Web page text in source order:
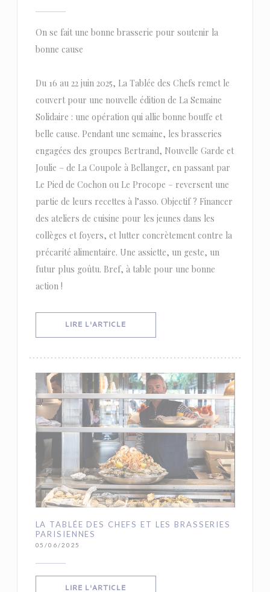
On se fait une bonne brasserie pour soutenir la
bonne cause
Du 16 au 22 juin 2025, La Tablée des Chefs remet le
couvert pour une nouvelle édition de La Semaine
Solidaire : une opération qui allie bonne bouffe et
belle cause. Pendant une semaine, les brasseries
engagées des groupes Bertrand, Nouvelle Garde et
Joulie – de La Coupole à Bellanger, en passant par
Le Pied de Cochon ou Le Procope – reversent une
partie de leurs recettes à l’asso. Objectif ? Financer
des ateliers de cuisine pour les jeunes dans les
collèges et foyers, et lutter concrètement contre la
précarité alimentaire. Une assiette, un geste, un
futur plus goûtu. Bref, à table pour une bonne
action !
LIRE L'ARTICLE
LA TABLÉE DES CHEFS ET LES BRASSERIES
PARISIENNES
05/06/2025
LIRE L'ARTICLE